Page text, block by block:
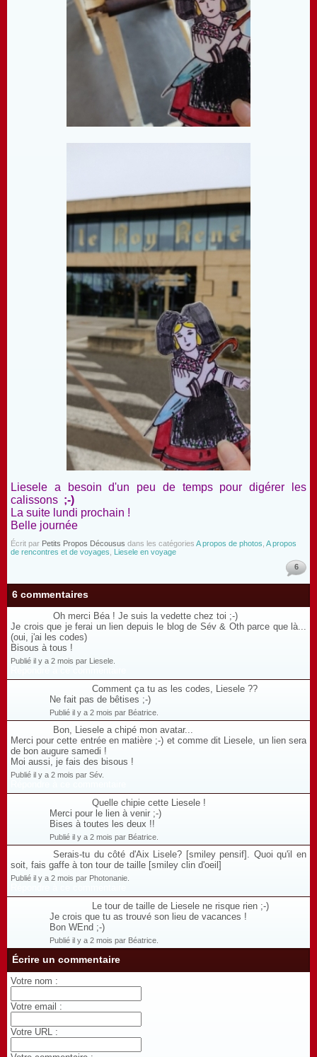
Liesele a besoin d'un peu de temps pour digérer les
calissons ;-)
La suite lundi prochain !
Belle journée
Écrit par Petits Propos Décousus dans les catégories A propos de photos A propos
de rencontres et de voyages
Liesele en voyage
6
6 commentaires
Oh merci Béa ! Je suis la vedette chez toi ;-)
Je crois que je ferai un lien depuis le blog de Sév & Oth parce que là...
(oui, j'ai les codes)
Bisous à tous !
Publié il y a 2 mois par Liesele.
Comment ça tu as les codes, Liesele ??
Ne fait pas de bêtises ;-)
Publié il y a 2 mois par Béatrice.
Bon, Liesele a chipé mon avatar...
Merci pour cette entrée en matière ;-) et comme dit Liesele, un lien sera
de bon augure samedi !
Moi aussi, je fais des bisous !
Publié il y a 2 mois par Sév.
Quelle chipie cette Liesele !
Merci pour le lien à venir ;-)
Bises à toutes les deux !!
Publié il y a 2 mois par Béatrice.
Serais-tu du côté d'Aix Lisele? [smiley pensif]. Quoi qu'il en
soit, fais gaffe à ton tour de taille [smiley clin d'oeil]
Publié il y a 2 mois par Photonanie.
Le tour de taille de Liesele ne risque rien ;-)
Je crois que tu as trouvé son lieu de vacances !
Bon WEnd ;-)
Publié il y a 2 mois par Béatrice.
Écrire un commentaire
Votre nom :
Votre email :
Votre URL :